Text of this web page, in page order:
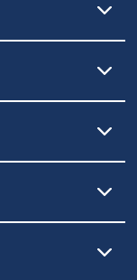
が可能です。
イズ交換の受付期